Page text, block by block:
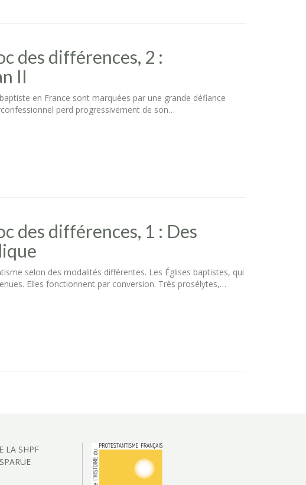
des différences, 2 :
II
en France sont marquées par une grande défiance
perd progressivement de son…
des différences, 1 : Des
selon des modalités différentes. Les Églises baptistes, qui
Elles fonctionnent par conversion. Très prosélytes,…
LA SHPF